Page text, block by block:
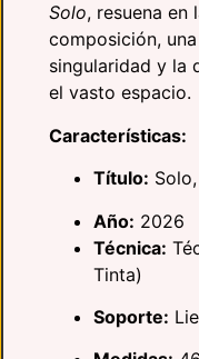
Solo, resuena en
composición,
singularidad y la
el vasto espacio.
Características:
Título: Solo,
Año: 2026
Técnica:
Tinta)
Soporte: